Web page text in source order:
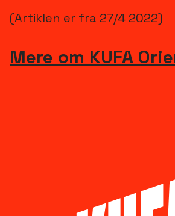
(Artiklen er fra 27/4 2022)
Mere om KUFA